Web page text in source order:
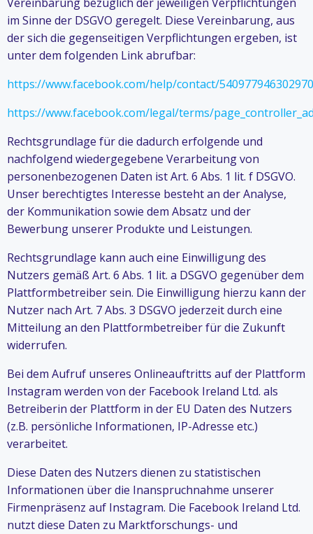
im Sinne der DSGVO geregelt. Diese Vereinbarung, aus
der sich die gegenseitigen Verpflichtungen ergeben, ist
unter dem folgenden Link abrufbar:
https://www.facebook.com/help/contact/540977946302970
https://www.facebook.com/legal/terms/
Rechtsgrundlage für die dadurch erfolgende und
nachfolgend wiedergegebene Verarbeitung von
personenbezogenen Daten ist Art. 6 Abs. 1 lit. f DSGVO.
Unser berechtigtes Interesse besteht an der Analyse,
der Kommunikation sowie dem Absatz und der
Bewerbung unserer Produkte und Leistungen.
Rechtsgrundlage kann auch eine Einwilligung des
Nutzers gemäß Art. 6 Abs. 1 lit. a DSGVO gegenüber dem
Plattformbetreiber sein. Die Einwilligung hierzu kann der
Nutzer nach Art. 7 Abs. 3 DSGVO jederzeit durch eine
Mitteilung an den Plattformbetreiber für die Zukunft
widerrufen.
Bei dem Aufruf unseres Onlineauftritts auf der Plattform
Instagram werden von der Facebook Ireland Ltd. als
Betreiberin der Plattform in der EU Daten des Nutzers
(z.B. persönliche Informationen, IP-Adresse etc.)
verarbeitet.
Diese Daten des Nutzers dienen zu statistischen
Informationen über die Inanspruchnahme unserer
Firmenpräsenz auf Instagram. Die Facebook Ireland Ltd.
nutzt diese Daten zu Marktforschungs- und